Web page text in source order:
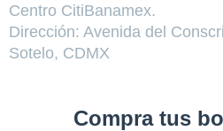
Centro CitiBanamex.
Dirección: Avenida del
Sotelo, CDMX
Compra tus